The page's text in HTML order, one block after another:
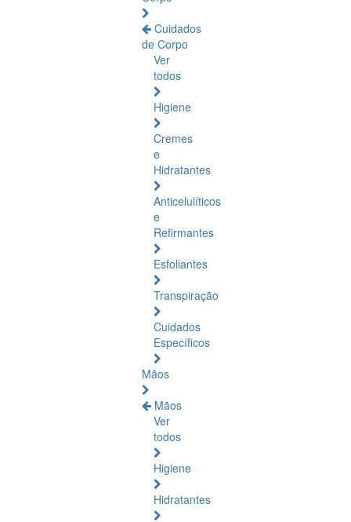
Cuidados
de Corpo
Ver
todos
Higiene
Cremes
e
Hidratantes
Anticelulíticos
e
Refirmantes
Esfoliantes
Transpiração
Cuidados
Específicos
Mãos
Mãos
Ver
todos
Higiene
Hidratantes